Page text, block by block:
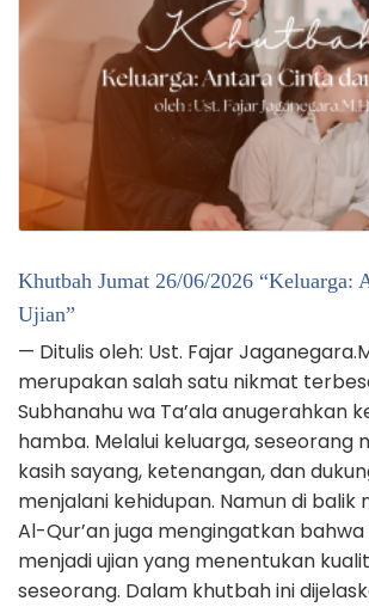
Khutbah Jumat 26/06/2026 “Keluarga:
Ujian”
— Ditulis oleh: Ust. Fajar
merupakan salah satu nikmat
Subhanahu wa Ta’ala anugerahkan
hamba. Melalui keluarga, seseorang
kasih sayang, ketenangan, dan
menjalani kehidupan. Namun di
Al-Qur’an juga mengingatkan
menjadi ujian yang menentukan
seseorang. Dalam khutbah ini